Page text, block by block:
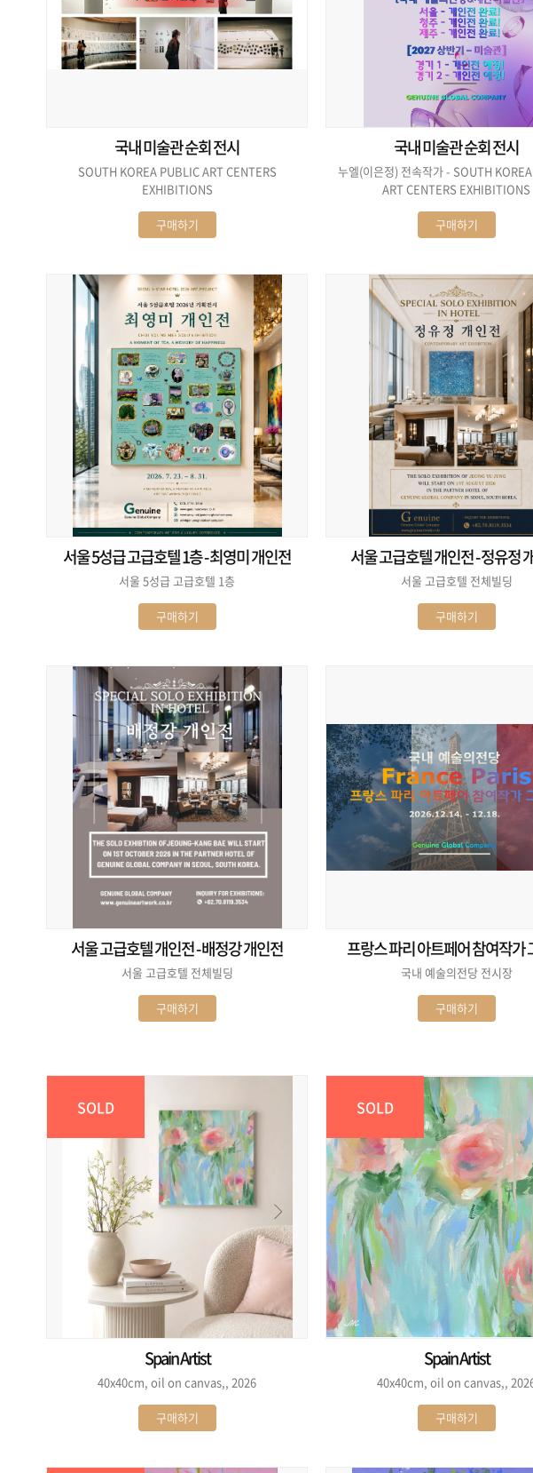
국내 미술관 순회 전시
SOUTH KOREA PUBLIC ART CENTERS
EXHIBITIONS
구매하기
국내 미술관 순회 전시
누엘(이은정) 전속작가 - SOUTH
ART CENTERS EXHIBITIONS
구매하기
서울 5성급 고급호텔 1층 - 최영미 개인전
서울 5성급 고급호텔 1층
구매하기
서울 고급호텔 개인전 - 정유정
서울 고급호텔 전체빌딩
구매하기
서울 고급호텔 개인전 - 배정강 개인전
서울 고급호텔 전체빌딩
구매하기
프랑스 파리 아트페어 참여작가
국내 예술의전당 전시장
구매하기
SOLD
Spain Artist
40x40cm, oil on canvas,, 2026
구매하기
SOLD
Spain Artist
40x40cm, oil on canvas,,
구매하기